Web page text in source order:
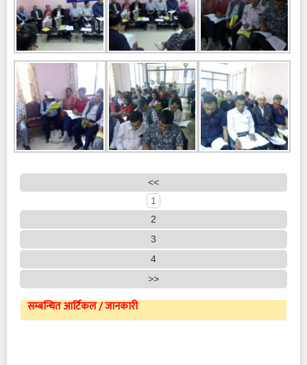
<<
1
2
3
4
>>
सम्बन्धित आर्टिकल / जानकारी